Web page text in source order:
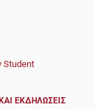
Student
ΕΚΔΗΛΏΣΕΙΣ